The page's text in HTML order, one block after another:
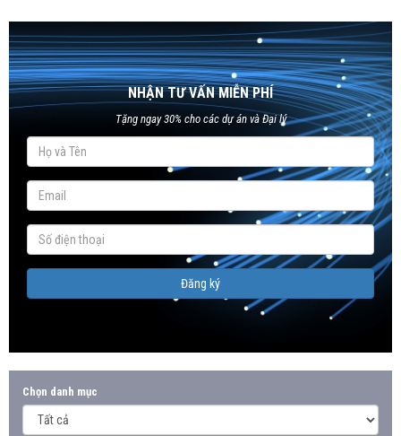
NHẬN TƯ VẤN MIỄN PHÍ
Tặng ngay 30% cho các dự án và Đại lý
Đăng ký
Chọn danh mục